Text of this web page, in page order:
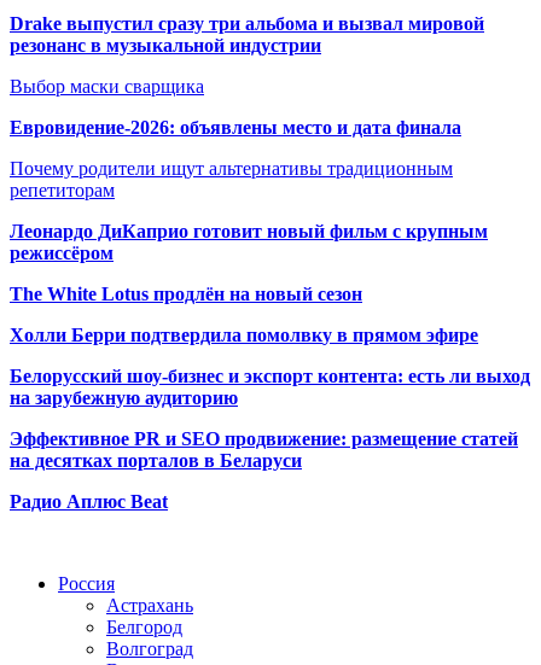
Drake выпустил сразу три альбома и вызвал мировой
резонанс в музыкальной индустрии
Выбор маски сварщика
Евровидение-2026: объявлены место и дата финала
Почему родители ищут альтернативы традиционным
репетиторам
Леонардо ДиКаприо готовит новый фильм с крупным
режиссёром
The White Lotus продлён на новый сезон
Холли Берри подтвердила помолвку в прямом эфире
Белорусский шоу-бизнес и экспорт контента: есть ли выход
на зарубежную аудиторию
Эффективное PR и SEO продвижение: размещение статей
на десятках порталов в Беларуси
Радио Аплюс Beat
Россия
Астрахань
Белгород
Волгоград